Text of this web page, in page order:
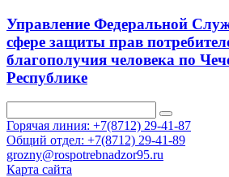
Управление Федеральной
сфере защиты прав
благополучия человека по
Республике
Горячая линия: +7(8712) 29-41-87
Общий отдел: +7(8712) 29-41-89
grozny@rospotrebnadzor95.ru
Карта сайта